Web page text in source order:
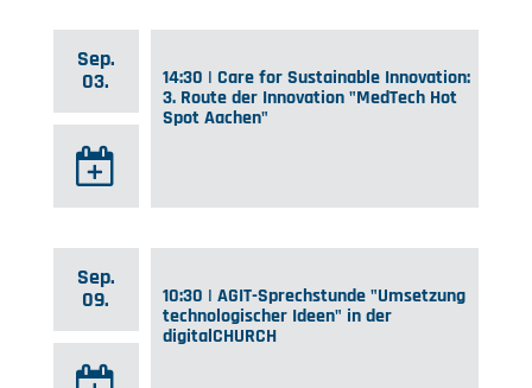
Sep.
03.
14:30 | Care for Sustainable Innovation:
3. Route der Innovation "MedTech Hot
Spot Aachen"
Sep.
09.
10:30 | AGIT-Sprechstunde "Umsetzung
technologischer Ideen" in der
digitalCHURCH